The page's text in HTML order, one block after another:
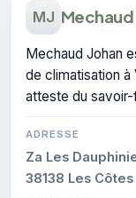
MJ Mechaud
Mechaud Johan
de climatisation à
atteste du
ADRESSE
Za Les
38138 Les